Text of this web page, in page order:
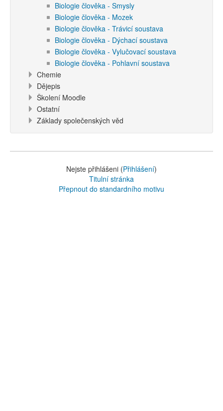
Biologie člověka - Smysly
Biologie člověka - Mozek
Biologie člověka - Trávicí soustava
Biologie člověka - Dýchací soustava
Biologie člověka - Vylučovací soustava
Biologie člověka - Pohlavní soustava
Chemie
Dějepis
Školení Moodle
Ostatní
Základy společenských věd
Nejste přihlášeni (Přihlášení)
Titulní stránka
Přepnout do standardního motivu